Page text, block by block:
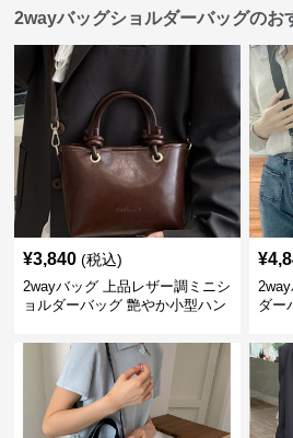
2wayバッグショルダーバッグのお
¥3,840 (税込)
2wayバッグ 上品レザー調ミニシ
ョルダーバッグ 艶やか小型ハン
¥
ダー